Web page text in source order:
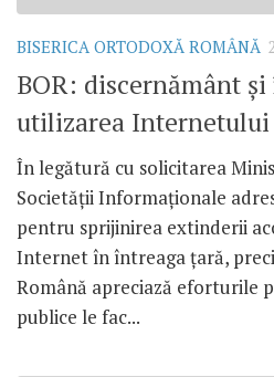
BISERICA ORTODOXĂ ROMÂNĂ
BOR: discernământ
utilizarea Internetului
În legătură cu solicitarea
Societăţii Informaţionale
pentru sprijinirea extinderii
Internet în întreaga ţară,
Română apreciază eforturile
publice le fac...